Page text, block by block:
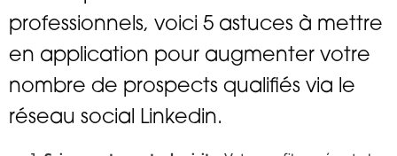
professionnels, voici 5 astuces à mettre
en application pour augmenter votre
nombre de prospects qualifiés via le
réseau social Linkedin.